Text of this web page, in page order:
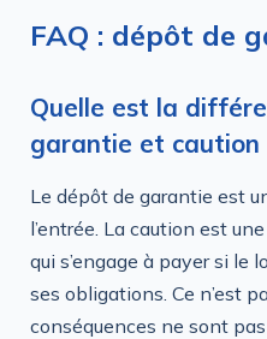
FAQ : dépôt de
Quelle est la
garantie et caution
Le dépôt de garantie est
l’entrée. La caution est
qui s’engage à payer si le
ses obligations. Ce n’est
conséquences ne sont pas